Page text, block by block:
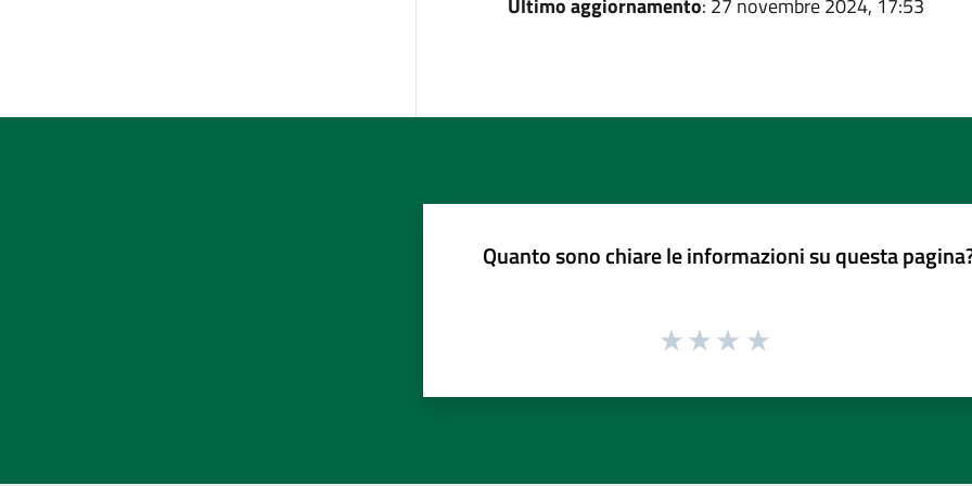
Ultimo aggiornamento: 27 novembre 2024, 17:53
Quanto sono chiare le informazioni su questa